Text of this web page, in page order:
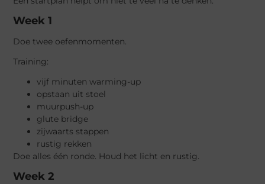
Week 1
Doe twee oefenmomenten.
Training:
vijf minuten warming-up
opstaan uit stoel
muurpush-up
glute bridge
zijwaarts stappen
rustig rekken
Doe alles één ronde. Houd het licht en rustig.
Week 2